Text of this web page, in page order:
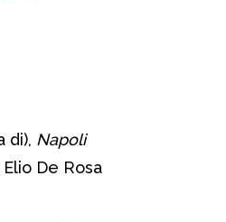
di), Napoli
De Rosa